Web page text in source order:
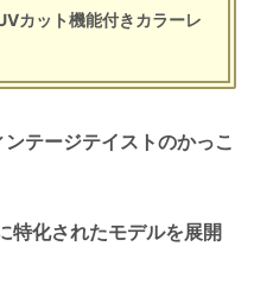
カット機能付きカラーレ
ンテージテイストのかっこ
特化されたモデルを展開